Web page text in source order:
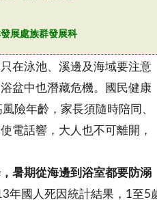
展處族群發展科
在泳池、溪邊及海域要注意
盆中也潛藏危機。國民健康
險年齡，家長須隨時陪同、
電話響，大人也不可離開，
暑期從海邊到浴室都要防溺
年國人死因統計結果，1至5